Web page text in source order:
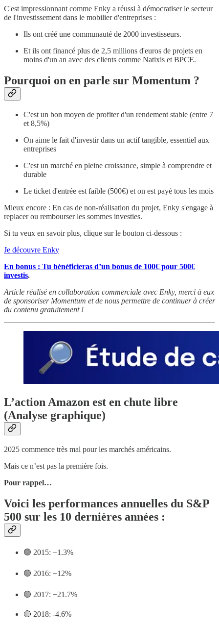
C'est impressionnant comme Enky a réussi à démocratiser le secteur
de l'investissement dans le mobilier d'entreprises :
Ils ont créé une communauté de 2000 investisseurs.
Et ils ont financé plus de 2,5 millions d'euros de projets en
moins d'un an avec des clients comme Natixis et BPCE.
Pourquoi on en parle sur Momentum ?
C'est un bon moyen de profiter d'un rendement stable (entre 7
et 8,5%)
On aime le fait d'investir dans un actif tangible, essentiel aux
entreprises
C'est un marché en pleine croissance, simple à comprendre et
durable
Le ticket d'entrée est faible (500€) et on est payé tous les mois
Mieux encore : En cas de non-réalisation du projet, Enky s'engage à
replacer ou rembourser les sommes investies.
Si tu veux en savoir plus, clique sur le bouton ci-dessous :
Je découvre Enky
En bonus : Tu bénéficieras d’un bonus de 100€ pour 500€
investis.
Article réalisé en collaboration commerciale avec Enky, merci à eux
de sponsoriser Momentum et de nous permettre de continuer à créer
du contenu gratuitement !
L’action Amazon est en chute libre
(Analyse graphique)
2025 commence très mal pour les marchés américains.
Mais ce n’est pas la première fois.
Pour rappel…
Voici les performances annuelles du S&P
500 sur les 10 dernières années :
🟢 2015: +1.3%
🟢 2016: +12%
🟢 2017: +21.7%
🔴 2018: -4.6%